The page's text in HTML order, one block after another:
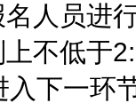
人员进
不低于
入下一环